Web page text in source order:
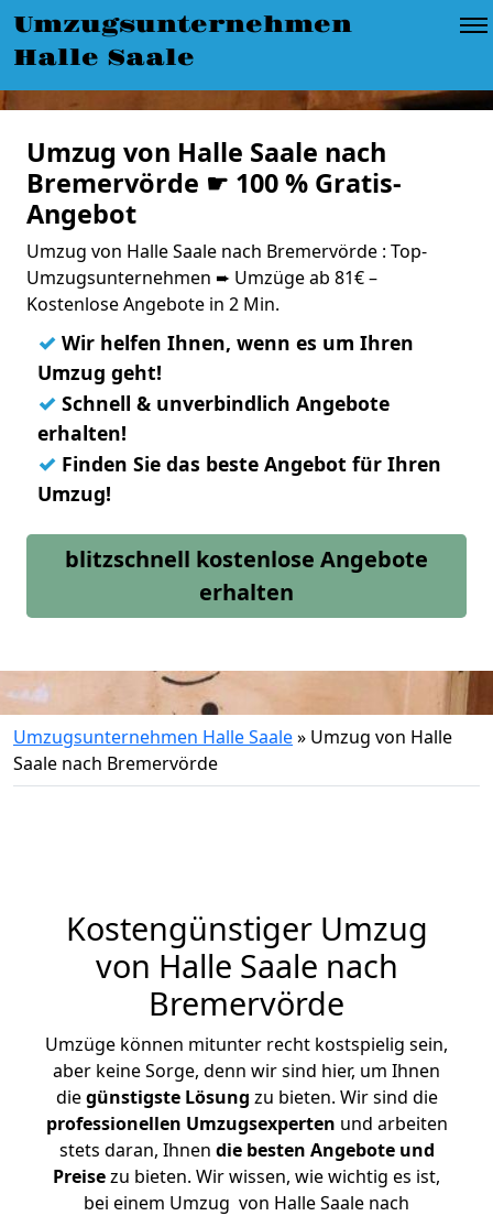
Umzugsunternehmen
Halle Saale
Umzug von Halle Saale nach
Bremervörde ☛ 100 % Gratis-
Angebot
Umzug von Halle Saale nach Bremervörde : Top-
Umzugsunternehmen ➨ Umzüge ab 81€ –
Kostenlose Angebote in 2 Min.
✓ Wir helfen Ihnen, wenn es um Ihren
Umzug geht!
✓ Schnell & unverbindlich Angebote
erhalten!
✓ Finden Sie das beste Angebot für Ihren
Umzug!
blitzschnell kostenlose Angebote
erhalten
Umzugsunternehmen Halle Saale» Umzug von Halle
Saale nach Bremervörde
Kostengünstiger Umzug
von Halle Saale nach
Bremervörde
Umzüge können mitunter recht kostspielig sein,
aber keine Sorge, denn wir sind hier, um Ihnen
diegünstigste Lösung zu bieten. Wir sind die
professionellen Umzugsexperten und arbeiten
stets daran, Ihnen die besten Angebote und
Preisezu bieten. Wir wissen, wie wichtig es ist,
bei einem Umzug von Halle Saale nach